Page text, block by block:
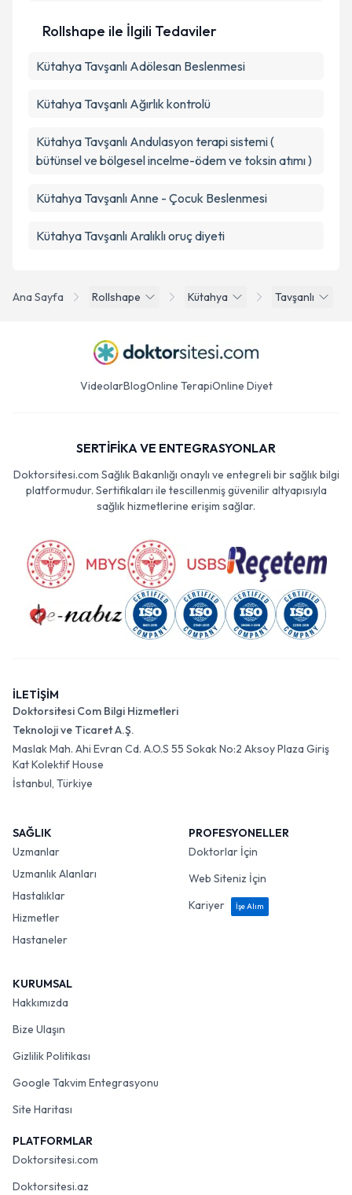
Ana Sayfa Rollshape Kütahya Tavşanlı
Rollshape ile İlgili Tedaviler
Kütahya Tavşanlı Adölesan Beslenmesi
Kütahya Tavşanlı Ağırlık kontrolü
Kütahya Tavşanlı Andulasyon terapi sistemi (
bütünsel ve bölgesel incelme-ödem ve toksin atımı )
Kütahya Tavşanlı Anne - Çocuk Beslenmesi
Kütahya Tavşanlı Aralıklı oruç diyeti
VideolarBlogOnline TerapiOnline Diyet
SERTİFİKA VE ENTEGRASYONLAR
Doktorsitesi.com Sağlık Bakanlığı onaylı ve entegreli bir sağlık bilgi
platformudur. Sertifikaları ile tescillenmiş güvenilir altyapısıyla
sağlık hizmetlerine erişim sağlar.
İLETİŞİM
Doktorsitesi Com Bilgi Hizmetleri
Teknoloji ve Ticaret A.Ş.
Maslak Mah. Ahi Evran Cd. A.O.S 55 Sokak No:2 Aksoy Plaza Giriş
Kat Kolektif House
İstanbul, Türkiye
SAĞLIK
Uzmanlar
Uzmanlık Alanları
Hastalıklar
Hizmetler
Hastaneler
PROFESYONELLER
Doktorlar İçin
Web Siteniz İçin
Kariyer
İşe Alım
KURUMSAL
Hakkımızda
Bize Ulaşın
Gizlilik Politikası
Google Takvim Entegrasyonu
Site Haritası
PLATFORMLAR
Doktorsitesi.com
Doktorsitesi.az